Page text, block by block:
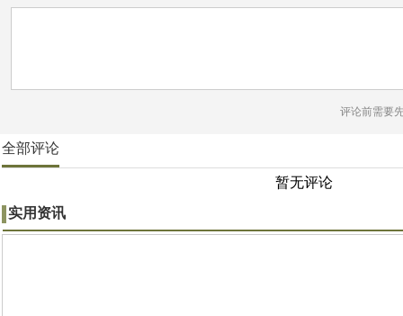
评论前需要
全部评论
暂无评论
实用资讯